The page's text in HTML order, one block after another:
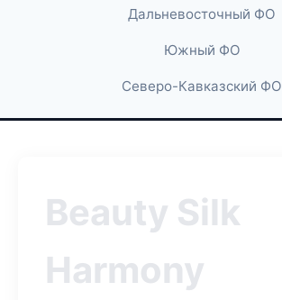
Дальневосточный ФО
Южный ФО
Северо-Кавказский ФО
Beauty Silk
Harmony